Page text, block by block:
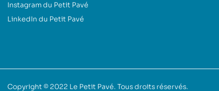
Instagram du Petit Pavé
LinkedIn du Petit Pavé
Copyright © 2022 Le Petit Pavé. Tous droits réservés.